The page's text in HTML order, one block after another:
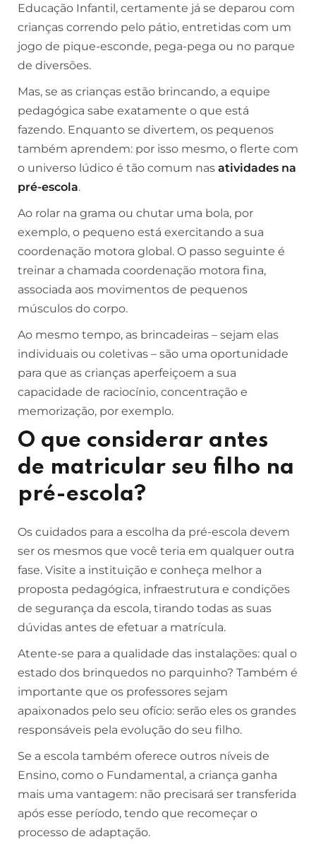
Educação Infantil, certamente já se deparou com
crianças correndo pelo pátio, entretidas com um
jogo de pique-esconde, pega-pega ou no parque
de diversões.
Mas, se as crianças estão brincando, a equipe
pedagógica sabe exatamente o que está
fazendo. Enquanto se divertem, os pequenos
também aprendem: por isso mesmo, o flerte com
o universo lúdico é tão comum nas atividades na
pré-escola.
Ao rolar na grama ou chutar uma bola, por
exemplo, o pequeno está exercitando a sua
coordenação motora global. O passo seguinte é
treinar a chamada coordenação motora fina,
associada aos movimentos de pequenos
músculos do corpo.
Ao mesmo tempo, as brincadeiras – sejam elas
individuais ou coletivas – são uma oportunidade
para que as crianças aperfeiçoem a sua
capacidade de raciocínio, concentração e
memorização, por exemplo.
O que considerar antes
de matricular seu filho na
pré-escola?
Os cuidados para a escolha da pré-escola devem
ser os mesmos que você teria em qualquer outra
fase. Visite a instituição e conheça melhor a
proposta pedagógica, infraestrutura e condições
de segurança da escola, tirando todas as suas
dúvidas antes de efetuar a matrícula.
Atente-se para a qualidade das instalações: qual o
estado dos brinquedos no parquinho? Também é
importante que os professores sejam
apaixonados pelo seu ofício: serão eles os grandes
responsáveis pela evolução do seu filho.
Se a escola também oferece outros níveis de
Ensino, como o Fundamental, a criança ganha
mais uma vantagem: não precisará ser transferida
após esse período, tendo que recomeçar o
processo de adaptação.